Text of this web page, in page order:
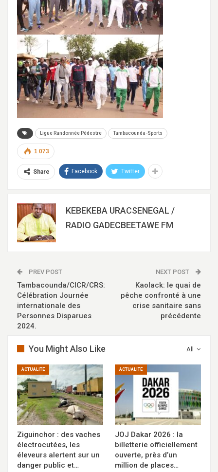
Ligue Randonnée Pédestre Tambacounda-Sports
1 073
Share Facebook Twitter
KEBEKEBA URACSENEGAL /
RADIO GADECBEETAWE FM
PREV POST
Tambacounda/CICR/CRS:
Célébration Journée
internationale des
Personnes Disparues
2024.
NEXT POST
Kaolack: le quai de
pêche confronté à une
crise sanitaire sans
précédente
All
You Might Also Like
ACTUALITÉ
Ziguinchor : des vaches
électrocutées, les
éleveurs alertent sur un
danger public et…
ACTUALITÉ
JOJ Dakar 2026 : la
billetterie officiellement
ouverte, près d’un
million de places…